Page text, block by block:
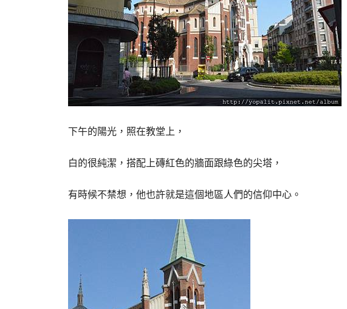
下午的陽光，照在教堂上，
白的很純潔，搭配上磚紅色的牆面跟綠色的尖塔，
有時候不禁想，他也許就是這個地區人們的信仰中心。